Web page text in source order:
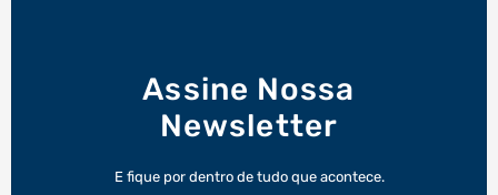
Assine Nossa
Newsletter
E fique por dentro de tudo que acontece.